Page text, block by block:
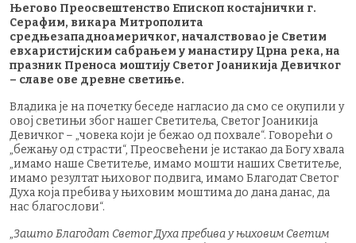
Његово Преосвештенство Епископ костајнички г.
Серафим, викара Митрополита
средњезападноамеричког, началствовао је Светим
евхаристијским сабрањем у манастиру Црна река, на
празник Преноса моштију Светог Јоаникија Девичког
– славе ове древне светиње.
Владика је на почетку беседе нагласио да смо се окупили у
овој светињи због нашег Светитеља, Светог Јоаникија
Девичког – „човека који је бежао од похвале“. Говорећи о
„бежању од страсти“, Преосвећени је истакао да Богу хвала
„имамо наше Светитеље, имамо мошти наших Светитеље,
имамо резултат њиховог подвига, имамо Благодат Светог
Духа која пребива у њиховим моштима до дана данас, да
нас благослови“.
„Зашто Благодат Светог Духа пребива у њиховим Светим